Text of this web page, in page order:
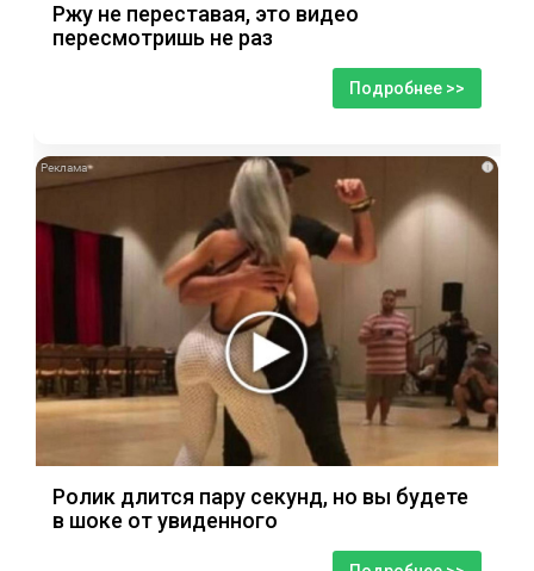
Ржу не переставая, это видео
пересмотришь не раз
Подробнее >>
i
Ролик длится пару секунд, но вы будете
в шоке от увиденного